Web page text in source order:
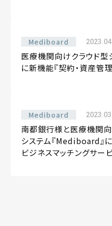
Mediboard
医療機関向けクラウド型
に新機能『契約・資産管
Mediboard
南都銀行様と医療機関
システム『Mediboard』
ビジネスマッチングサー